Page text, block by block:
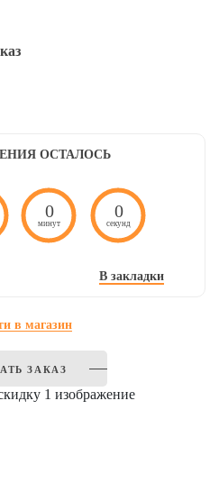
ОСТАЛОСЬ
0
минут
0
секунд
В закладки
в магазин
ЗАКАЗ